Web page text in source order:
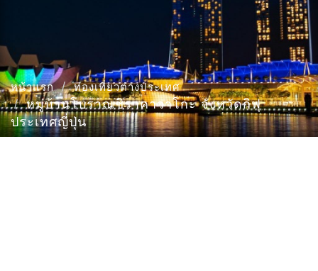
หน้าแรก ท่องเที่ยวต่างประเทศ
หมู่บ้านโบราณชิราคาวาโกะ จังหวัดกิฟุ
ประเทศญี่ปุ่น